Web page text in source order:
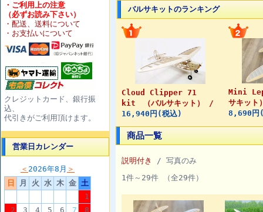
・ご利用上の注意
（必ずお読み下さい）
・配送、送料について
・お支払いについて
クレジットカード、銀行振
込、
代引きがご利用頂けます。
営業日カレンダー
＜ 2026年8月 ＞
日
月 火 水 木 金 土
1
2
3 4 5 6 7
8
バルサキットのランキング
Cloud Clipper 71
kit （バルサキット） /
16,940円(税込)
Mini
サキッ
8,690円
商品一覧
説明付き
/ 写真のみ
1件～29件 （全29件）